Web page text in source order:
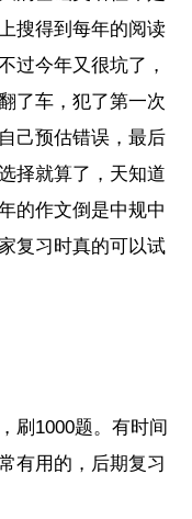
搜得到每年的阅读
过今年又很坑了，
了车，犯了第一次
己预估错误，最后
择就算了，天知道
的作文倒是中规中
复习时真的可以试
1000题。有时间
有用的，后期复习